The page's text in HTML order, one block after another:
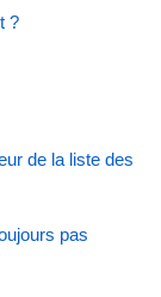
?
de la liste des
pas